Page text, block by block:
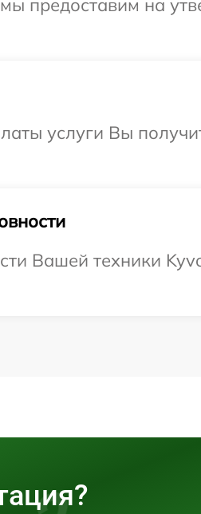
предоставим на
услуги Вы
Вашей техники